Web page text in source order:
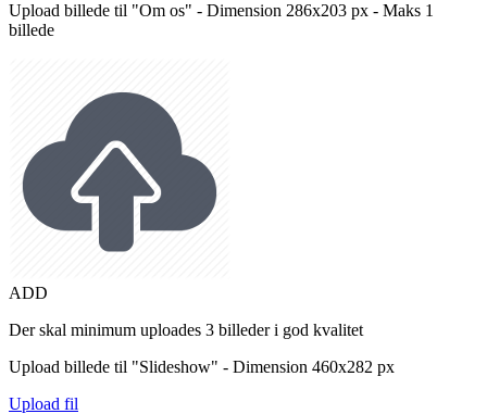
Upload billede til "Om os" - Dimension 286x203 px - Maks 1
billede
ADD
Der skal minimum uploades 3 billeder i god kvalitet
Upload billede til "Slideshow" - Dimension 460x282 px
Upload fil